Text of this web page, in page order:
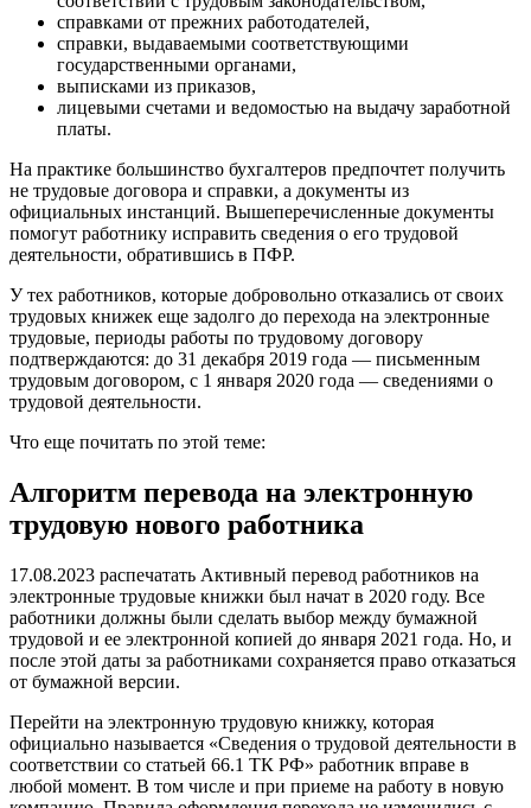
справками от прежних работодателей,
справки, выдаваемыми соответствующими
государственными органами,
выписками из приказов,
лицевыми счетами и ведомостью на выдачу заработной
платы.
На практике большинство бухгалтеров предпочтет получить
не трудовые договора и справки, а документы из
официальных инстанций. Вышеперечисленные документы
помогут работнику исправить сведения о его трудовой
деятельности, обратившись в ПФР.
У тех работников, которые добровольно отказались от своих
трудовых книжек еще задолго до перехода на электронные
трудовые, периоды работы по трудовому договору
подтверждаются: до 31 декабря 2019 года — письменным
трудовым договором, с 1 января 2020 года — сведениями о
трудовой деятельности.
Что еще почитать по этой теме:
Алгоритм перевода на электронную
трудовую нового работника
17.08.2023 распечатать Активный перевод работников на
электронные трудовые книжки был начат в 2020 году. Все
работники должны были сделать выбор между бумажной
трудовой и ее электронной копией до января 2021 года. Но, и
после этой даты за работниками сохраняется право отказаться
от бумажной версии.
Перейти на электронную трудовую книжку, которая
официально называется «Сведения о трудовой деятельности в
соответствии со статьей 66.1 ТК РФ» работник вправе в
любой момент. В том числе и при приеме на работу в новую